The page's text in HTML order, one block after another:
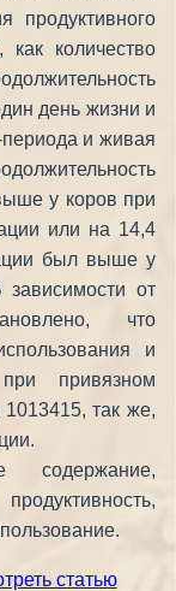
продуктивного
как количество
день жизни и
периода и живая
у коров при
или на 14,4
был выше у
зависимости от
что
и
привязном
так же,
содержание,
статью